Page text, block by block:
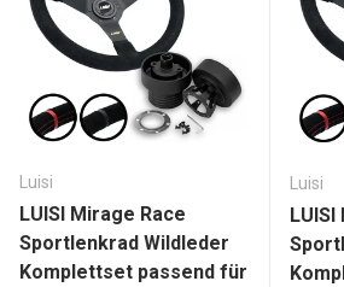
Luisi
LUISI Mirage Race
Sportlenkrad Wildleder
Komplettset passend für
Luisi